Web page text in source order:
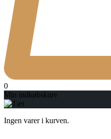
0
Min indkøbskurv
Ingen varer i kurven.